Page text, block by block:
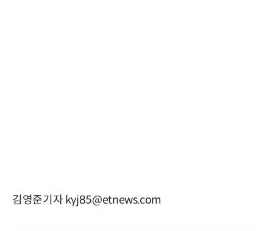
김영준기자 kyj85@etnews.com